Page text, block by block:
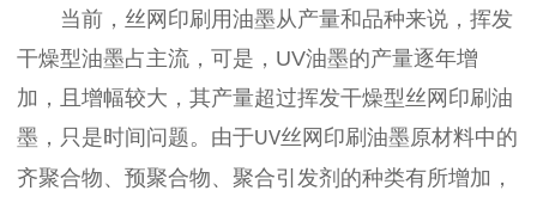
当前，丝网印刷用油墨从产量和品种来说，挥发
干燥型油墨占主流，可是， UV油墨的产量逐年增
加，且增幅较大，其产量超过挥发干燥型丝网印刷油
墨，只是时间问题。由于UV丝网印刷油墨原材料中的
齐聚合物、预聚合物、聚合引发剂的种类有所增加，